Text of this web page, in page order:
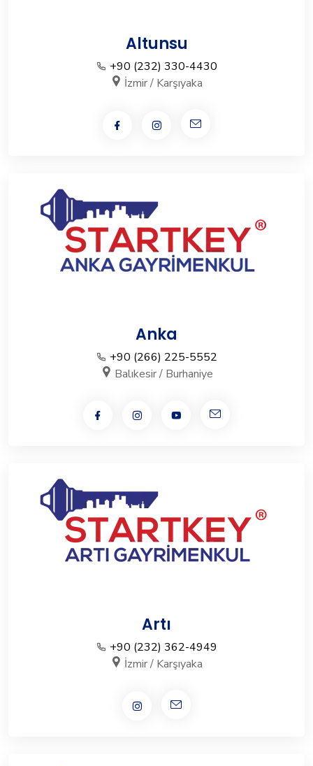
Altunsu
+90 (232) 330-4430
İzmir / Karşıyaka
Anka
+90 (266) 225-5552
Balıkesir / Burhaniye
Artı
+90 (232) 362-4949
İzmir / Karşıyaka